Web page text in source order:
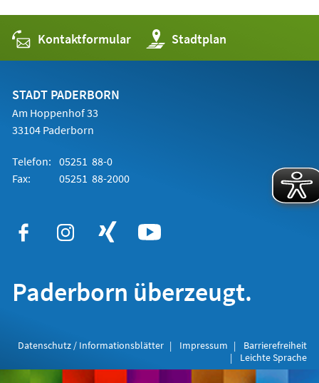
Kontaktformular Stadtplan
(Öffnet
in
einem
STADT PADERBORN
Am Hoppenhof 33
33104 Paderborn
Telefon: 05251 88-0
Fax:
05251 88-2000
Paderborn überzeugt.
Datenschutz / Informationsblätter Impressum
Barrierefreiheit
Leichte Sprache